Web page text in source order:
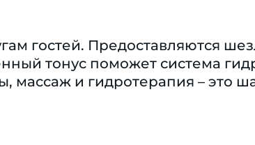
гостей. Предоставляются
тонус поможет система
массаж и гидротерапия – это